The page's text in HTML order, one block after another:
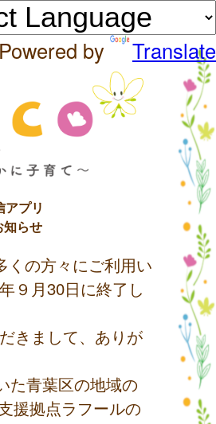
Powered by Translate
プリ
知らせ
くの方々にご利用い
９月30日に終了し
きまして、ありが
た青葉区の地域の
援拠点ラフールの